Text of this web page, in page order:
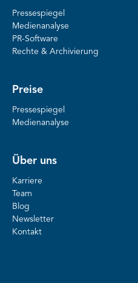
Pressespiegel
Medienanalyse
PR-Software
Rechte & Archivierung
Preise
Pressespiegel
Medienanalyse
Über uns
Karriere
Team
Blog
Newsletter
Kontakt